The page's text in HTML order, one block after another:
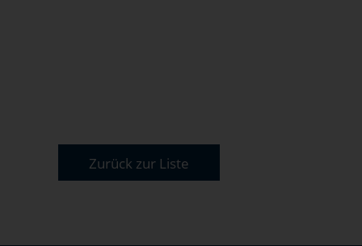
Zurück zur Liste